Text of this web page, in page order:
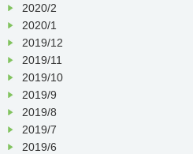
2020/2
2020/1
2019/12
2019/11
2019/10
2019/9
2019/8
2019/7
2019/6